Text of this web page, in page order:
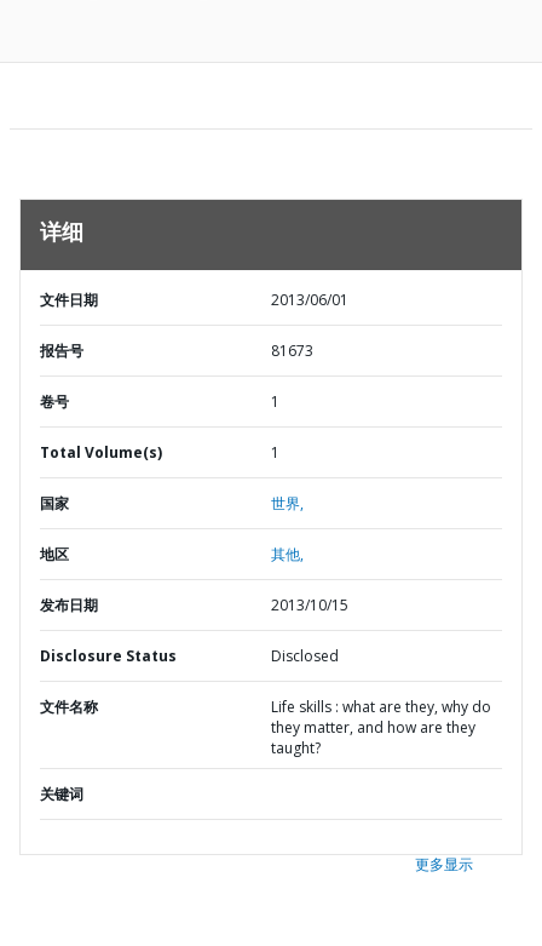
详细
文件日期 2013/06/01
报告号 81673
卷号 1
Total Volume(s) 1
国家 世界,
地区 其他,
发布日期 2013/10/15
Disclosure Status Disclosed
文件名称
Life skills : what are they, why do
they matter, and how are they
taught?
关键词
更多显示